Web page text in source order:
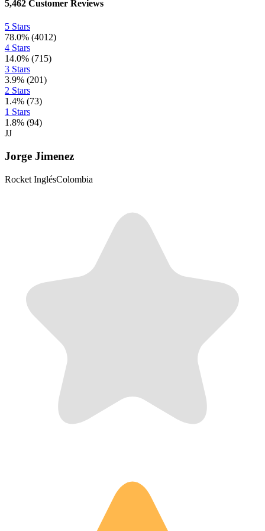
5,462 Customer Reviews
5 Stars
78.0% (4012)
4 Stars
14.0% (715)
3 Stars
3.9% (201)
2 Stars
1.4% (73)
1 Stars
1.8% (94)
JJ
Jorge Jimenez
Rocket InglésColombia